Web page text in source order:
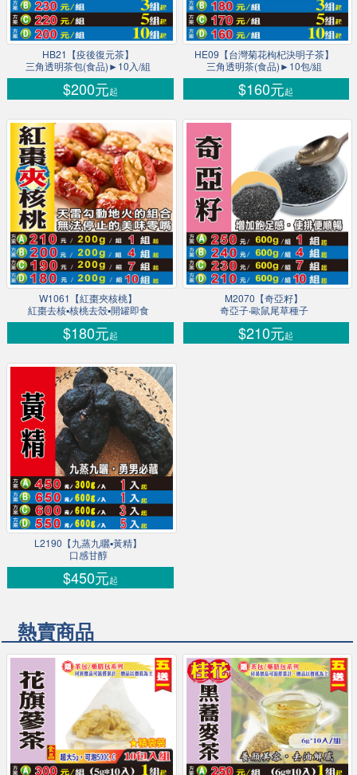
HB21【疫後復元茶】
三角透明茶包(食品)►10入/組
$200元起
HE09【台灣菊花枸杞決明子茶】
三角透明茶(食品)►10包/組
$160元起
W1061【紅棗夾核桃】
紅棗去核▪核桃去殼▪開罐即食
$180元起
M2070【奇亞籽】
奇亞子‧歐鼠尾草種子
$210元起
L2190【九蒸九曬▪黃精】
口感甘醇
$450元起
熱賣商品